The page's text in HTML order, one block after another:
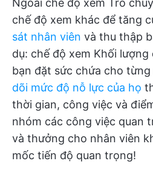
Ngoài chế độ xem Trò
chế độ xem khác để tăng
sát nhân viên và thu thập
dụ: chế độ xem Khối
bạn đặt sức chứa cho từng
dõi mức độ nỗ lực của họ
thời gian, công việc và
nhóm các công việc quan
và thưởng cho nhân viên
mốc tiến độ quan trọng!